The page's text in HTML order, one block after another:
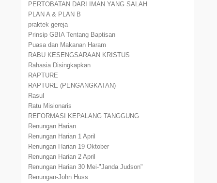
PERTOBATAN DARI IMAN YANG SALAH
PLAN A & PLAN B
praktek gereja
Prinsip GBIA Tentang Baptisan
Puasa dan Makanan Haram
RABU KESENGSARAAN KRISTUS
Rahasia Disingkapkan
RAPTURE
RAPTURE (PENGANGKATAN)
Rasul
Ratu Misionaris
REFORMASI KEPALANG TANGGUNG
Renungan Harian
Renungan Harian 1 April
Renungan Harian 19 Oktober
Renungan Harian 2 April
Renungan Harian 30 Mei-"Janda Judson"
Renungan-John Huss